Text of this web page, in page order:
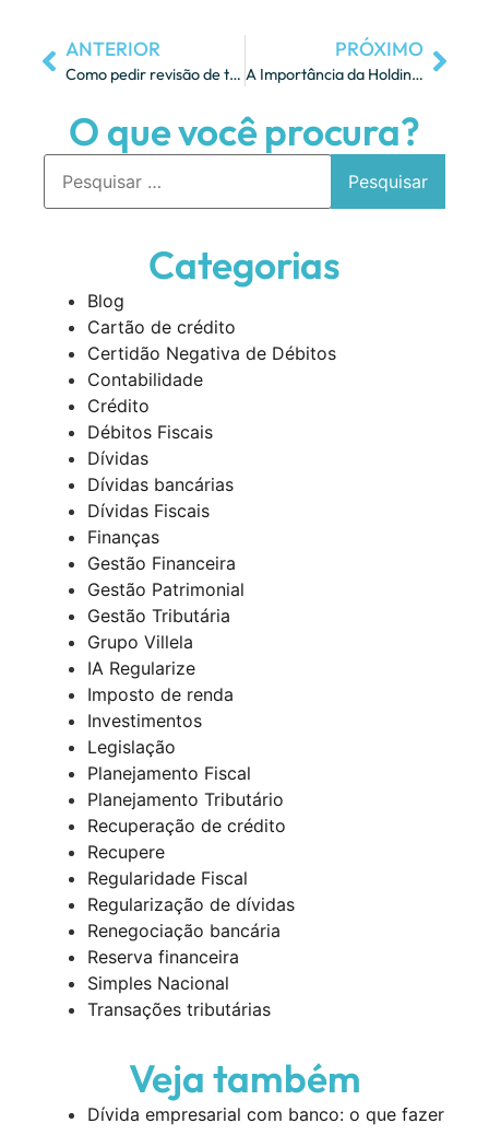
ANTERIOR
Como pedir revisão de tributos: passo a passo
PRÓXIMO
A Importância da Holding na gestão financeira
O que você procura?
Categorias
Blog
Cartão de crédito
Certidão Negativa de Débitos
Contabilidade
Crédito
Débitos Fiscais
Dívidas
Dívidas bancárias
Dívidas Fiscais
Finanças
Gestão Financeira
Gestão Patrimonial
Gestão Tributária
Grupo Villela
IA Regularize
Imposto de renda
Investimentos
Legislação
Planejamento Fiscal
Planejamento Tributário
Recuperação de crédito
Recupere
Regularidade Fiscal
Regularização de dívidas
Renegociação bancária
Reserva financeira
Simples Nacional
Transações tributárias
Veja também
Dívida empresarial com banco: o que fazer